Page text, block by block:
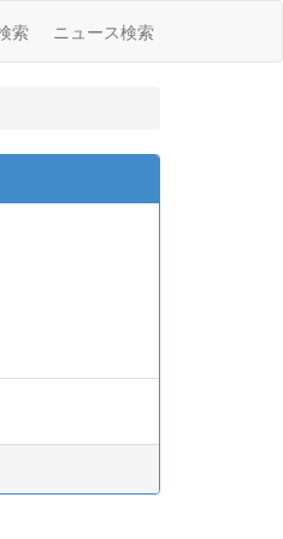
索 ニュース検索